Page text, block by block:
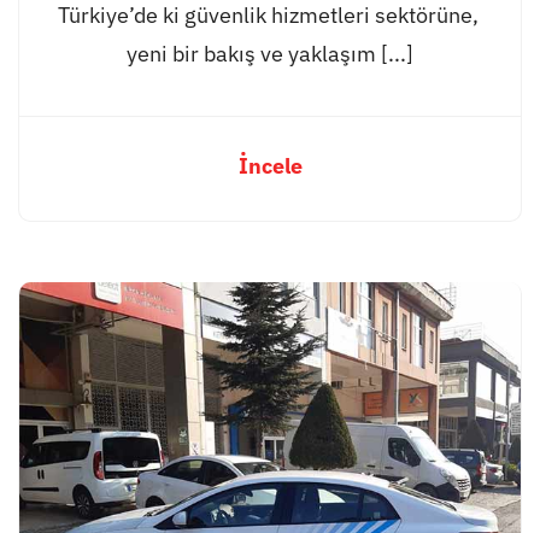
Türkiye’de ki güvenlik hizmetleri sektörüne,
yeni bir bakış ve yaklaşım [...]
İncele